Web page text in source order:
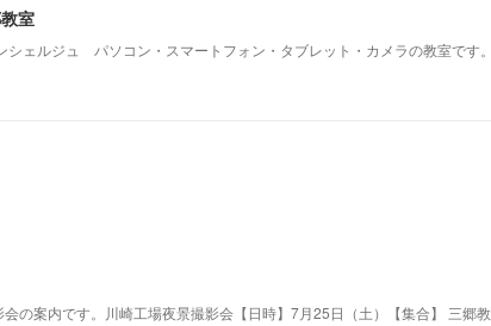
室
シェルジュ パソコン・スマートフォン・タブレット・カメラの教室です
の案内です。川崎工場夜景撮影会【日時】7月25日（土）【集合】 三郷